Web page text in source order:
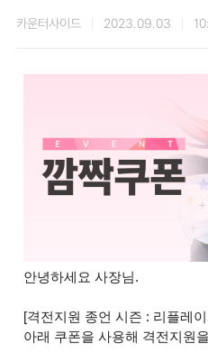
카운터사이드 2023.09.03
안녕하세요 사장님.
[격전지원 종언 시즌 : 리플레
아래 쿠폰을 사용해 격전지원